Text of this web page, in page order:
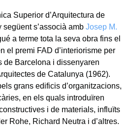
Superior d’Arquitectura de
següent s’associà amb Josep M.
a terme tota la seva obra fins el
el premi FAD d’interiorisme per
de Barcelona i dissenyaren
de Catalunya (1962).
grans edificis d’organitzacions,
en els quals introduïren
i de materials, influïts
Rohe, Richard Neutra i d’altres.